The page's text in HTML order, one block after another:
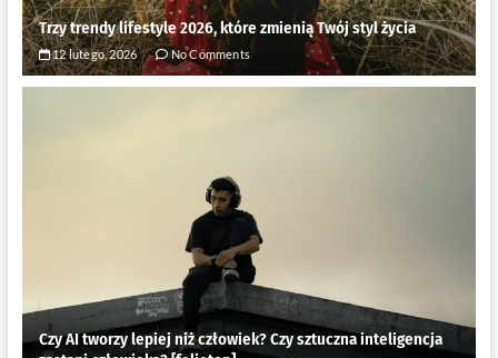
Trzy trendy lifestyle 2026, które zmienią Twój styl życia
12 lutego, 2026 No Comments
Czy AI tworzy lepiej niż człowiek? Czy sztuczna inteligencja